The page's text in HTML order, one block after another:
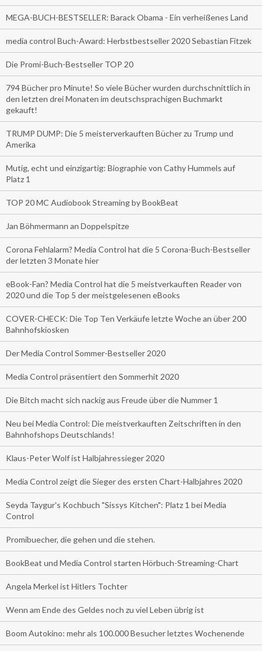
MEGA-BUCH-BESTSELLER: Barack Obama - Ein verheißenes Land
media control Buch-Award: Herbstbestseller 2020 Sebastian Fitzek
Die Promi-Buch-Bestseller TOP 20
794 Bücher pro Minute! So viele Bücher wurden durchschnittlich in
den letzten drei Monaten im deutschsprachigen Buchmarkt
gekauft!
TRUMP DUMP: Die 5 meisterverkauften Bücher zu Trump und
Amerika
Mutig, echt und einzigartig: Biographie von Cathy Hummels auf
Platz 1
TOP 20 MC Audiobook Streaming by BookBeat
Jan Böhmermann an Doppelspitze
Corona Fehlalarm? Media Control hat die 5 Corona-Buch-Bestseller
der letzten 3 Monate hier
eBook-Fan? Media Control hat die 5 meistverkauften Reader von
2020 und die Top 5 der meistgelesenen eBooks
COVER-CHECK: Die Top Ten Verkäufe letzte Woche an über 200
Bahnhofskiosken
Der Media Control Sommer-Bestseller 2020
Media Control präsentiert den Sommerhit 2020
Die Bitch macht sich nackig aus Freude über die Nummer 1
Neu bei Media Control: Die meistverkauften Zeitschriften in den
Bahnhofshops Deutschlands!
Klaus-Peter Wolf ist Halbjahressieger 2020
Media Control zeigt die Sieger des ersten Chart-Halbjahres 2020
Seyda Taygur's Kochbuch "Sissys Kitchen": Platz 1 bei Media
Control
Promibuecher, die gehen und die stehen.
BookBeat und Media Control starten Hörbuch-Streaming-Chart
Angela Merkel ist Hitlers Tochter
Wenn am Ende des Geldes noch zu viel Leben übrig ist
Boom Autokino: mehr als 100.000 Besucher letztes Wochenende